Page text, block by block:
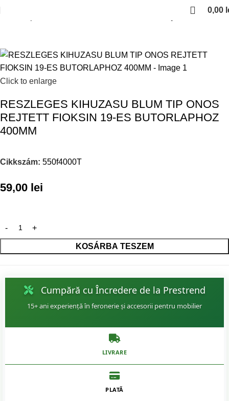
0,00
Rejtett fioksinek
Click to enlarge
RESZLEGES KIHUZASU BLUM TIP ONOS
REJTETT FIOKSIN 19-ES BUTORLAPHOZ
400MM
Cikkszám: 550f4000T
59,00 lei
KOSÁRBA TESZEM
Cumpără cu Încredere de la Prestrend
15+ ani experiență în feronerie și accesorii pentru mobilier
LIVRARE
PLATĂ